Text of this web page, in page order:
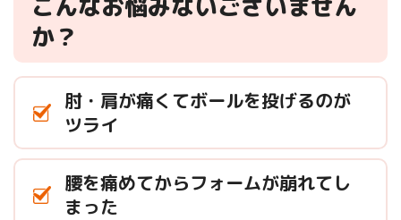
か？
肘・肩が痛くてボールを投げるのが
ツライ
腰を痛めてからフォームが崩れてし
まった